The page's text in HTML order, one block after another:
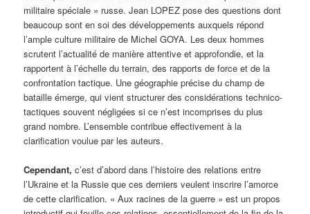
militaire spéciale » russe. Jean LOPEZ pose des questions dont
beaucoup sont en soi des développements auxquels répond
l’ample culture militaire de Michel GOYA. Les deux hommes
scrutent l’actualité de manière attentive et approfondie, et la
rapportent à l’échelle du terrain, des rapports de force et de la
confrontation tactique. Une géographie précise du champ de
bataille émerge, qui vient structurer des considérations technico-
tactiques souvent négligées si ce n’est incomprises du plus
grand nombre. L’ensemble contribue effectivement à la
clarification voulue par les auteurs.
Cependant, c’est d’abord dans l’histoire des relations entre
l’Ukraine et la Russie que ces derniers veulent inscrire l’amorce
de cette clarification. « Aux racines de la guerre » est un propos